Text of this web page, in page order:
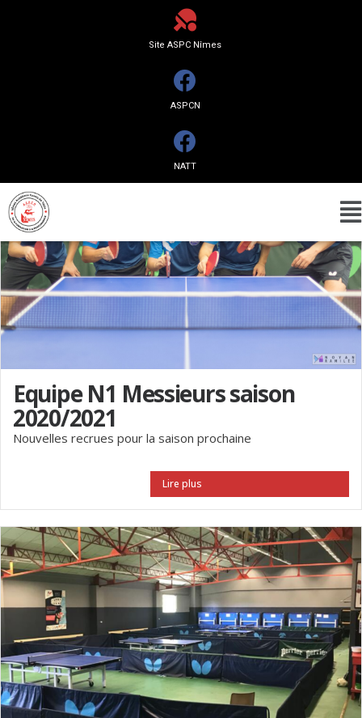
Site ASPC Nîmes
ASPCN
NATT
Tous les articles
Equipe N1 Messieurs saison
2020/2021
Nouvelles recrues pour la saison prochaine
Lire plus